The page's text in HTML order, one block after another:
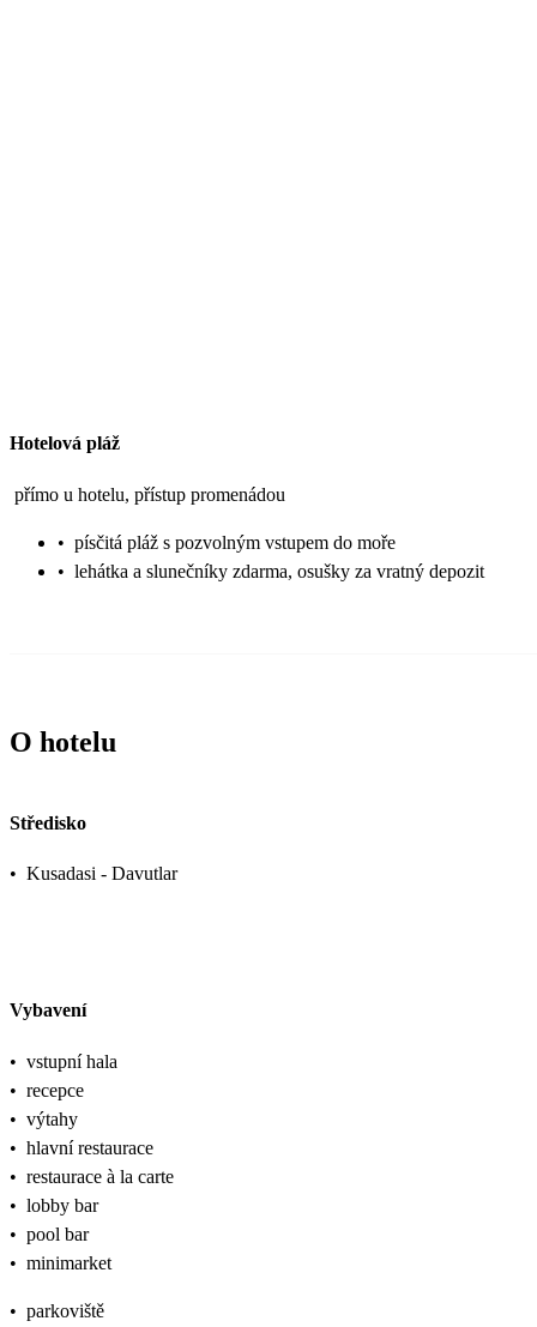
Hotelová pláž
přímo u hotelu, přístup promenádou
• písčitá pláž s pozvolným vstupem do moře
• lehátka a slunečníky zdarma, osušky za vratný depozit
O hotelu
Středisko
• Kusadasi - Davutlar
Vybavení
• vstupní hala
• recepce
• výtahy
• hlavní restaurace
• restaurace à la carte
• lobby bar
• pool bar
• minimarket
• parkoviště